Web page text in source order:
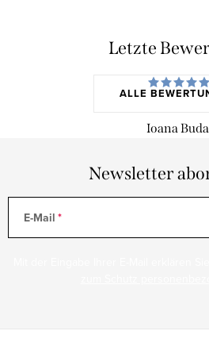
Letzte
ALLE
Ioana Buda
Newsletter
E-Mail